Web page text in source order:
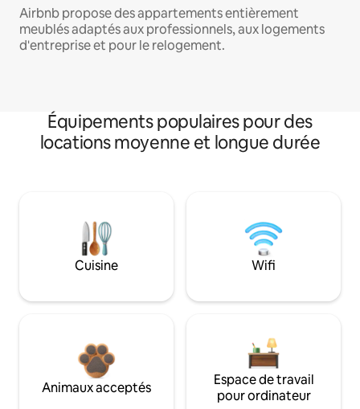
Airbnb propose des appartements entièrement
meublés adaptés aux professionnels, aux logements
d'entreprise et pour le relogement.
Équipements populaires pour des
locations moyenne et longue durée
Cuisine Wifi
Animaux acceptés
Espace de travail
pour ordinateur